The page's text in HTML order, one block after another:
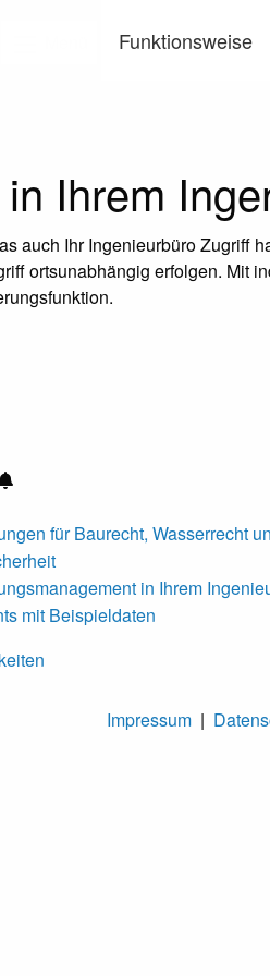
Funktionsweise
Ihrem
auch Ihr Ingenieurbüro Zugriff
ortsunabhängig erfolgen. Mit
für Baurecht, Wasserrecht
in Ihrem
mit Beispieldaten
Impressum |